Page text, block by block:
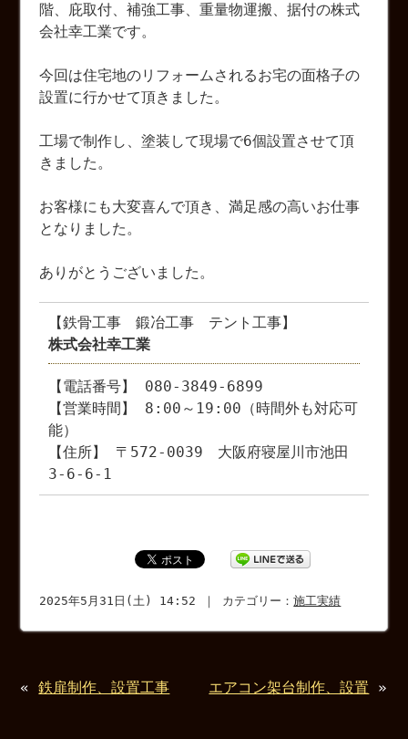
階、庇取付、補強工事、重量物運搬、据付の株式
会社幸工業です。
今回は住宅地のリフォームされるお宅の面格子の
設置に行かせて頂きました。
工場で制作し、塗装して現場で6個設置させて頂
きました。
お客様にも大変喜んで頂き、満足感の高いお仕事
となりました。
ありがとうございました。
【鉄骨工事 鍛冶工事 テント工事】
株式会社幸工業
【電話番号】 080-3849-6899
【営業時間】 8:00～19:00（時間外も対応可
能）
【住所】 〒572-0039 大阪府寝屋川市池田
3-6-6-1
2025年5月31日(土) 14:52 ｜ カテゴリー：施工実績
«鉄扉制作、設置工事 エアコン架台制作、設置 »